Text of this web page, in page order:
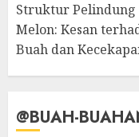
Struktur Pelindung
Melon: Kesan
Buah dan
@BUAH-